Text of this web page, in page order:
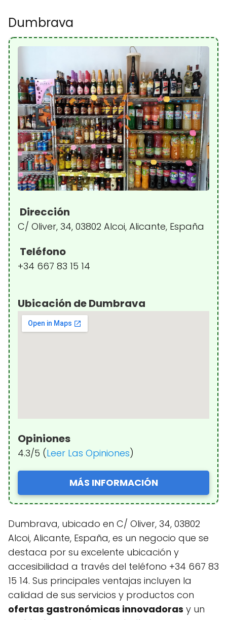
Dumbrava
Dirección
C/ Oliver, 34, 03802 Alcoi, Alicante, España
Teléfono
+34 667 83 15 14
Ubicación de Dumbrava
Opiniones
4.3/5 (Leer Las Opiniones)
MÁS INFORMACIÓN
Dumbrava, ubicado en C/ Oliver, 34, 03802
Alcoi, Alicante, España, es un negocio que se
destaca por su excelente ubicación y
accesibilidad a través del teléfono +34 667 83
15 14. Sus principales ventajas incluyen la
calidad de sus servicios y productos con
ofertas gastronómicas innovadoras y un